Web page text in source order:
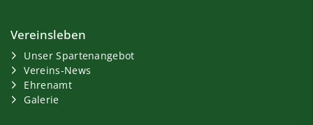
Vereinsleben
Unser Spartenangebot
Vereins-News
Ehrenamt
Galerie